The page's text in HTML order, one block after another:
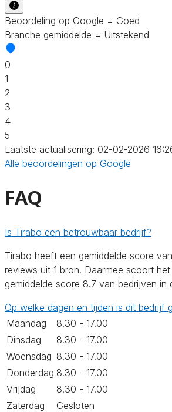
Beoordeling op Google = Goed
Branche gemiddelde = Uitstekend
0
1
2
3
4
5
Laatste actualisering: 02-02-2026
Alle beoordelingen op Google
FAQ
Is Tirabo een betrouwbaar bedrijf?
Tirabo heeft een gemiddelde score
reviews uit 1 bron. Daarmee scoort
gemiddelde score 8.7 van bedrijven in
Op welke dagen en tijden is dit bedrijf
Maandag
8.30 - 17.00
Dinsdag
8.30 - 17.00
Woensdag 8.30 - 17.00
Donderdag 8.30 - 17.00
Vrijdag
8.30 - 17.00
Zaterdag
Gesloten